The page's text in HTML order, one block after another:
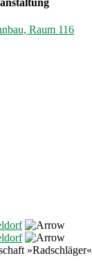
Raum 116
»Radschläger«